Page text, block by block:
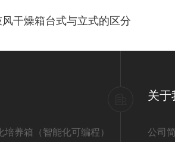
风干燥箱台式与立式的区分
培养箱（智能化可编程）
关于
公司